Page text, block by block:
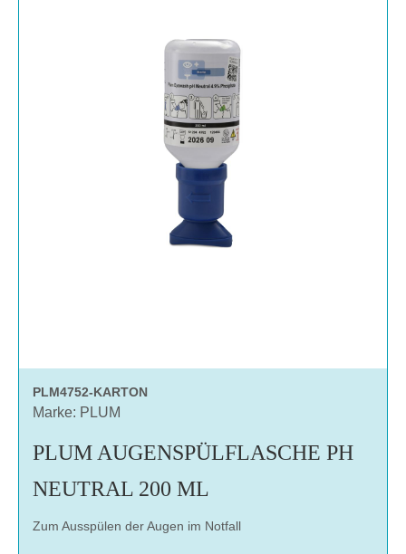
PLM4752-KARTON
Marke: PLUM
PLUM AUGENSPÜLFLASCHE PH
NEUTRAL 200 ML
Zum Ausspülen der Augen im Notfall